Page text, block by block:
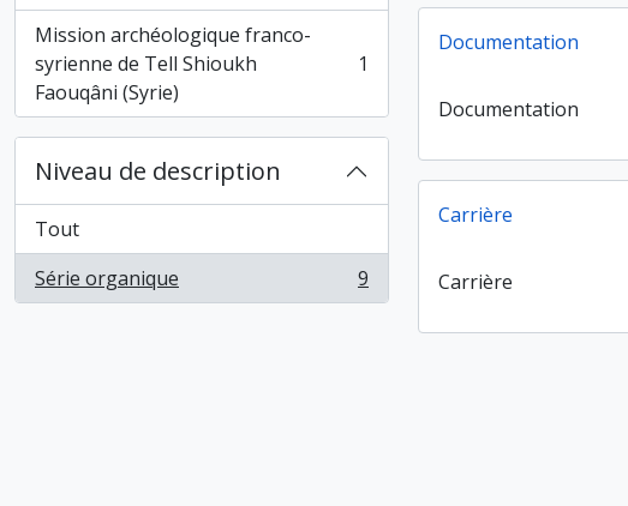
Mission archéologique franco-
syrienne de Tell Shioukh
Faouqâni (Syrie)
, 1 résultats 1
Niveau de description
Tout
Série organique
, 9 résultats 9
Documentation
Documentation
Carrière
Carrière